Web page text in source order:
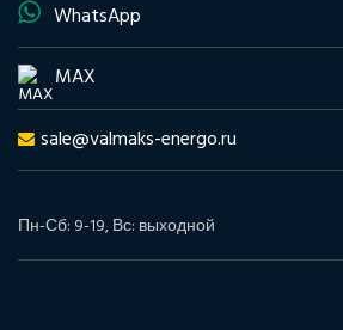
WhatsApp
MAX
sale@valmaks-energo.ru
Пн-Сб: 9-19, Вс: выходной